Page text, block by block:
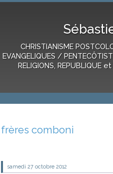
CHRISTIANISME
EVANGELIQUES /
RELIGIONS, REPUBLIQUE
frères comboni
samedi 27 octobre 2012